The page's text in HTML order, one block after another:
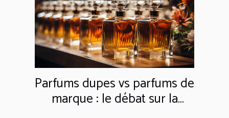
Parfums dupes vs parfums de
marque : le débat sur la